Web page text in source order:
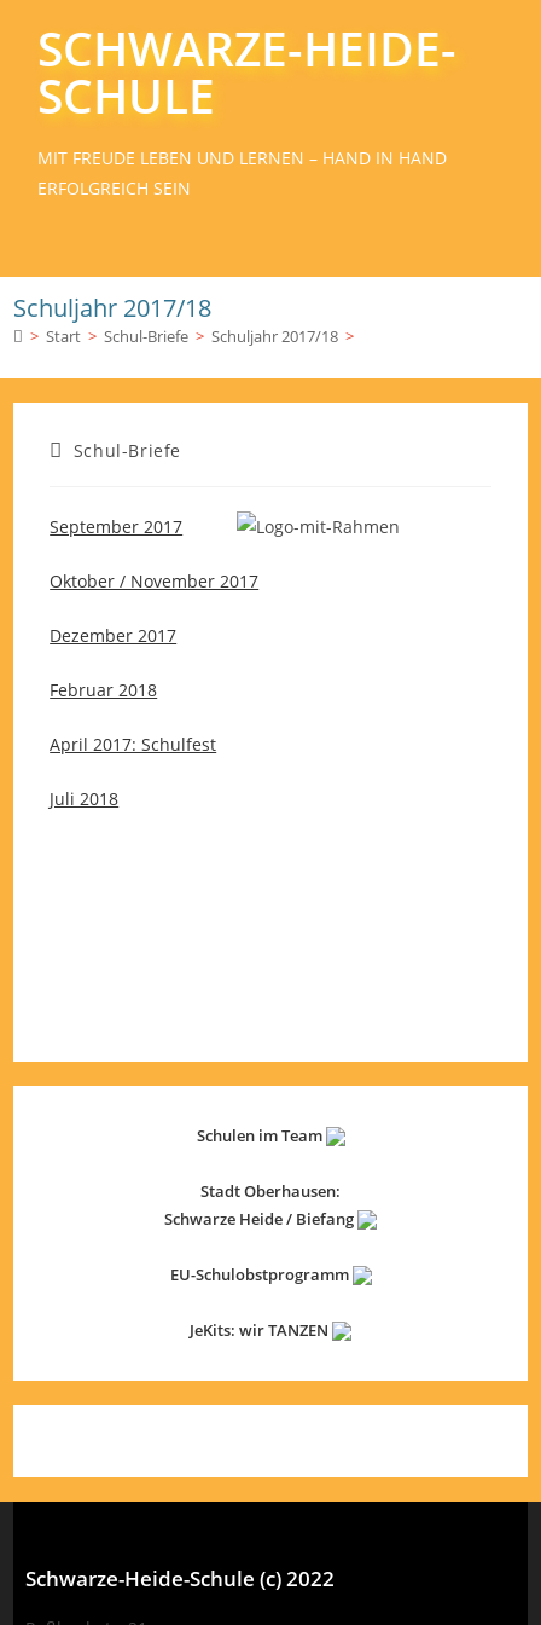
SCHWARZE-HEIDE-
SCHULE
MIT FREUDE LEBEN UND LERNEN – HAND IN HAND
ERFOLGREICH SEIN
Schuljahr 2017/18
> Start > Schul-Briefe > Schuljahr 2017/18 >
Schul-Briefe
September 2017
Oktober / November 2017
Dezember 2017
Februar 2018
April 2017: Schulfest
Juli 2018
Schulen im Team
Stadt Oberhausen:
Schwarze Heide / Biefang
EU-Schulobstprogramm
JeKits: wir TANZEN
Schwarze-Heide-Schule (c) 2022